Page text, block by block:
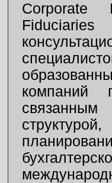
Corporate
компаний